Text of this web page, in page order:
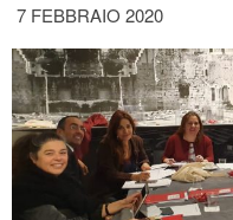
7 FEBBRAIO 2020